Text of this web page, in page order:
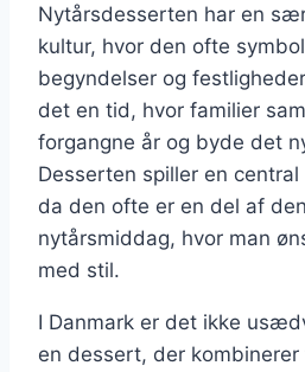
Nytårsdesserten har en
kultur, hvor den ofte
begyndelser og
det en tid, hvor familier
forgangne år og byde det
Desserten spiller en
da den ofte er en del af
nytårsmiddag, hvor man
med stil.
I Danmark er det ikke
en dessert, der kombinerer